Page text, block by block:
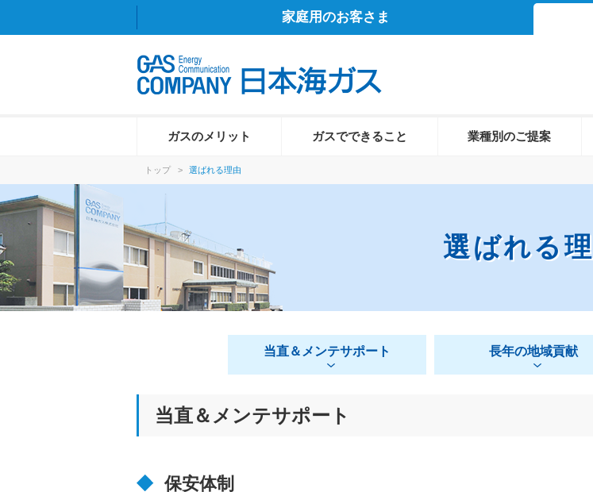
家庭用のお客さま
ガスのメリット ガスでできること 業種別のご提案
トップ > 選ばれる理由
選ばれる
当直＆メンテサポート 長年の地域貢献
当直＆メンテサポート
保安体制